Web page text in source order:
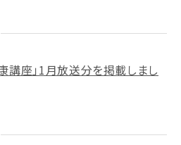
講座」1月放送分を掲載しまし